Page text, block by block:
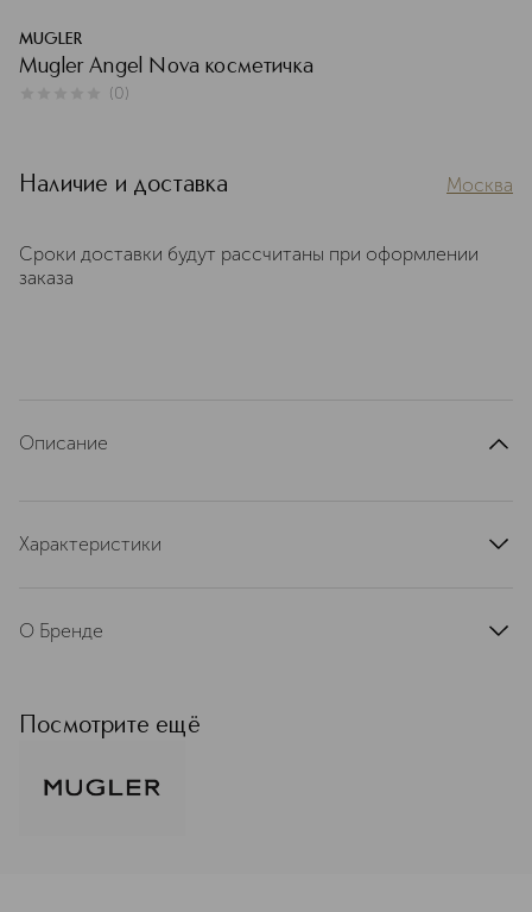
MUGLER
Mugler Angel Nova косметичка
(0)
Наличие и доставка Москва
Сроки доставки будут рассчитаны при оформлении
заказа
Описание
Характеристики
О Бренде
и внимание к деталям. С момента
выпуска культового Angel в 1992 году
Посмотрите ещё